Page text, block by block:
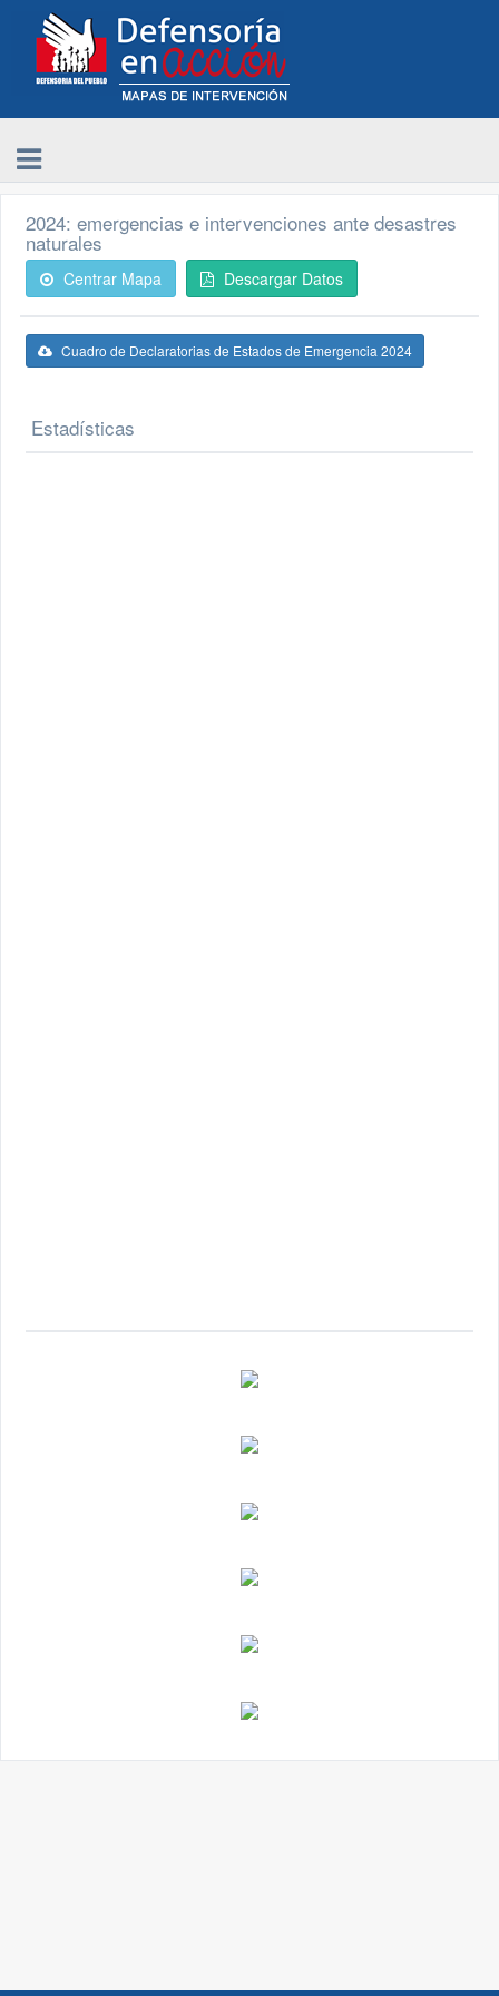
2024: emergencias e intervenciones ante desastres
naturales
Centrar Mapa Descargar Datos
Cuadro de Declaratorias de Estados de Emergencia 2024
Estadísticas